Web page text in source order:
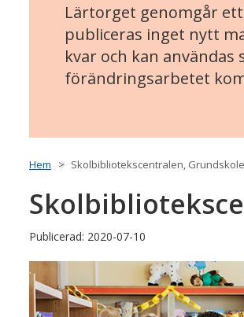
Lärtorget genomgår
publiceras inget nytt
kvar och kan
förändringsarbetet
Hem Skolbibliotekscentralen,
Publicerad: 2020-07-10